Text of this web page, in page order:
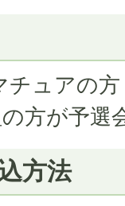
チュアの方
方が予選
方法